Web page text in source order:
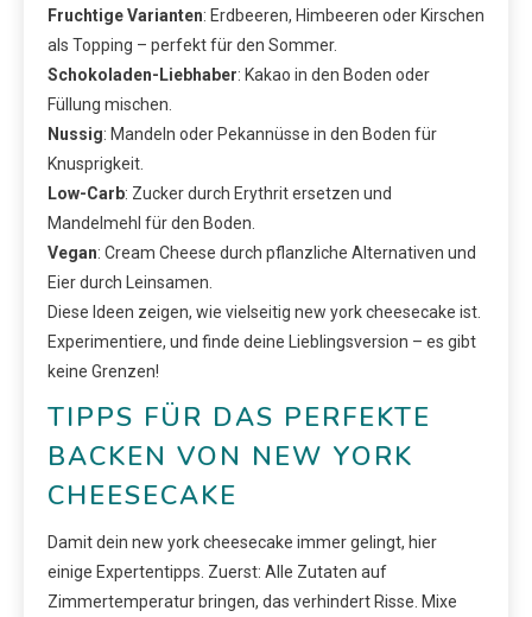
Fruchtige Varianten: Erdbeeren, Himbeeren oder Kirschen
als Topping – perfekt für den Sommer.
Schokoladen-Liebhaber: Kakao in den Boden oder
Füllung mischen.
Nussig: Mandeln oder Pekannüsse in den Boden für
Knusprigkeit.
Low-Carb: Zucker durch Erythrit ersetzen und
Mandelmehl für den Boden.
Vegan: Cream Cheese durch pflanzliche Alternativen und
Eier durch Leinsamen.
Diese Ideen zeigen, wie vielseitig new york cheesecake ist.
Experimentiere, und finde deine Lieblingsversion – es gibt
keine Grenzen!
TIPPS FÜR DAS PERFEKTE
BACKEN VON NEW YORK
CHEESECAKE
Damit dein new york cheesecake immer gelingt, hier
einige Expertentipps. Zuerst: Alle Zutaten auf
Zimmertemperatur bringen, das verhindert Risse. Mixe